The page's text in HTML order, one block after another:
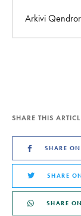
Arkivi
SHARE THIS
SHARE
SHARE
SHARE